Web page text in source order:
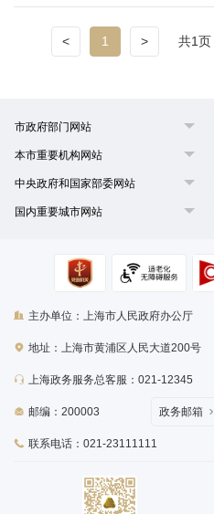
< 1 > 共1页
市政府部门网站
本市重要机构网站
中央政府和国家部委网站
国内重要城市网站
主办单位：上海市人民政府办公厅
地址：上海市黄浦区人民大道200号
上海政务服务总客服：021-12345
邮编：200003
联系电话：021-23111111
政务邮箱